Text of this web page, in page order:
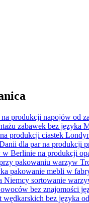
produkcji napojów od
zabawek bez języka
produkcji ciastek
dla par na produkcji
Berlinie na produkcji
pakowaniu warzyw
pakowanie mebli w
Niemcy sortowanie
bez znajomości
bez języka